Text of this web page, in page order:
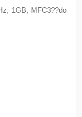
1GB, MFC3??do